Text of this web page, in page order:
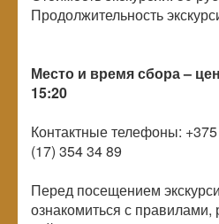
Продолжительность
Место и время сбора –
15:20
Контактные телефоны:
(17) 354 34 89
Перед посещением
ознакомиться с